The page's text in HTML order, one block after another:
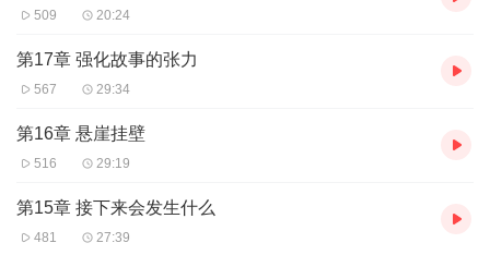
7中间部分要流畅
8子情节、闪回倒叙和背景故事
9内心冲突
10对话中的冲突
12为冲突而风格
13为冲突而修订
第二部分 悬念
509 20:24
第17章 强化故事的张力
567 29:34
第16章 悬崖挂壁
516 29:19
第15章 接下来会发生什么
481 27:39